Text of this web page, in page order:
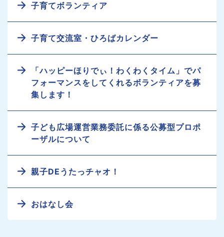
子育てボランティア
子育て交流室・ひろばカレンダー
「ハッピーほりでぃ！わくわくタイム」でパ
フォーマンスをしてくれるボランティアを募
集します！
子ども広場運営業務委託に係る公募型プロポ
ーザルについて
親子DEうたっチャオ！
おはなし会